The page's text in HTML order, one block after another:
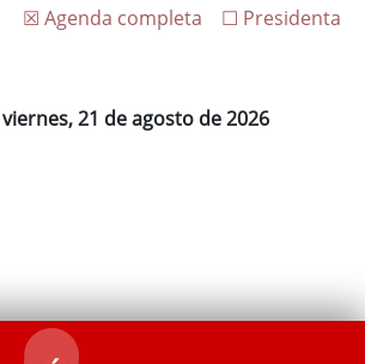
☐ Presidenta
☒ Agenda completa
21 de agosto de 2026